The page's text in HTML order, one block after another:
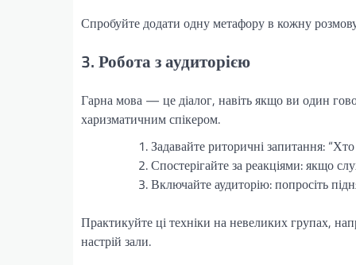
Спробуйте додати одну метафору в кожну
3. Робота з аудиторією
Гарна мова — це діалог, навіть якщо ви один
харизматичним спікером.
Задавайте риторичні запитання:
Спостерігайте за реакціями: якщо
Включайте аудиторію: попросіть
Практикуйте ці техніки на невеликих групах,
настрій зали.